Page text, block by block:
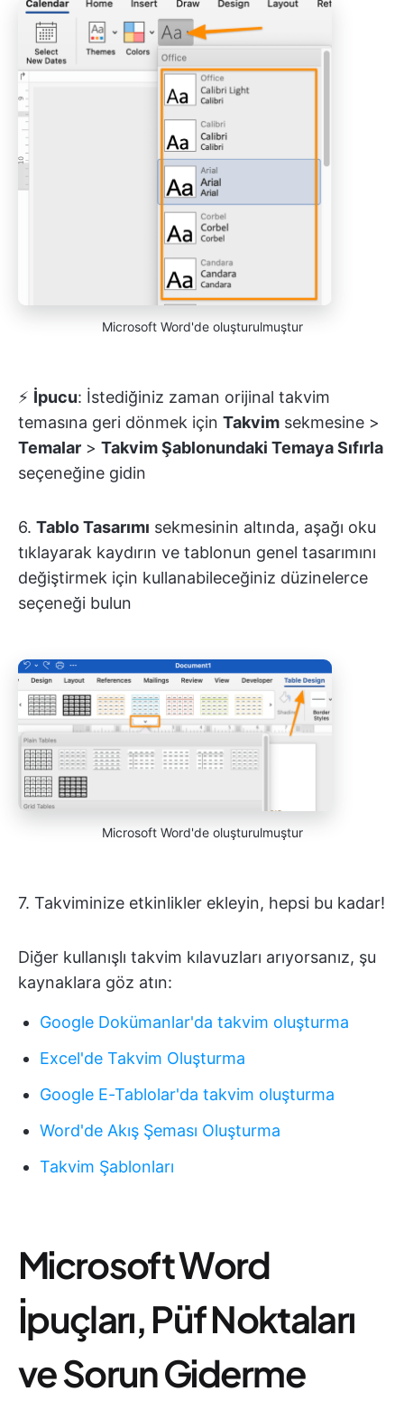
Microsoft Word'de oluşturulmuştur
⚡️ İpucu: İstediğiniz zaman orijinal takvim
temasına geri dönmek için Takvim sekmesine >
Temalar > Takvim Şablonundaki Temaya Sıfırla
seçeneğine gidin
6. Tablo Tasarımı sekmesinin altında, aşağı oku
tıklayarak kaydırın ve tablonun genel tasarımını
değiştirmek için kullanabileceğiniz düzinelerce
seçeneği bulun
Microsoft Word'de oluşturulmuştur
7. Takviminize etkinlikler ekleyin, hepsi bu kadar!
Diğer kullanışlı takvim kılavuzları arıyorsanız, şu
kaynaklara göz atın:
Google Dokümanlar'da takvim oluşturma
Excel'de Takvim Oluşturma
Google E-Tablolar'da takvim oluşturma
Word'de Akış Şeması Oluşturma
Takvim Şablonları
Microsoft Word
İpuçları, Püf Noktaları
ve Sorun Giderme